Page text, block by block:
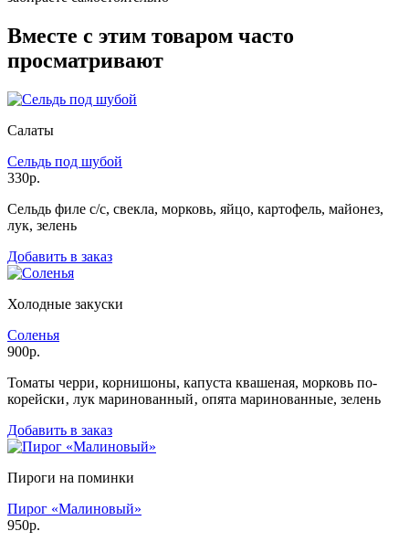
Вместе с этим товаром часто
просматривают
Салаты
Сельдь под шубой
330р.
Сельдь филе с/с, свекла, морковь, яйцо, картофель, майонез,
лук, зелень
Добавить в заказ
Холодные закуски
Соленья
900р.
Томаты черри, корнишоны, капуста квашеная, морковь по-
корейски‚ лук маринованный‚ опята маринованные, зелень
Добавить в заказ
Пироги на поминки
Пирог «Малиновый»
950р.